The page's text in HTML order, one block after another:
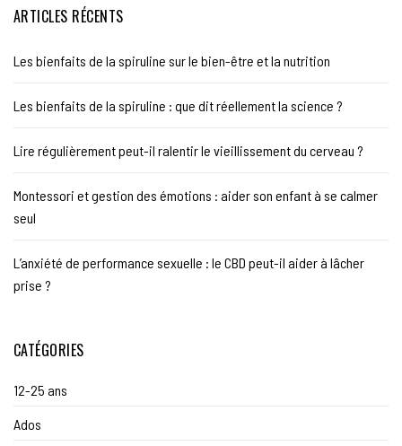
ARTICLES RÉCENTS
Les bienfaits de la spiruline sur le bien-être et la nutrition
Les bienfaits de la spiruline : que dit réellement la science ?
Lire régulièrement peut-il ralentir le vieillissement du cerveau ?
Montessori et gestion des émotions : aider son enfant à se calmer
seul
L’anxiété de performance sexuelle : le CBD peut-il aider à lâcher
prise ?
CATÉGORIES
12-25 ans
Ados